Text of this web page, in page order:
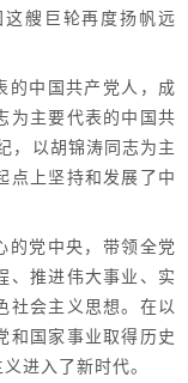
这艘巨轮再度扬帆远
的中国共产党人，成
为主要代表的中国共
，以胡锦涛同志为主
点上坚持和发展了中
的党中央，带领全党
、推进伟大事业、实
社会主义思想。在以
和国家事业取得历史
进入了新时代。